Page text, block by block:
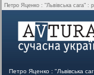
Петро Яценко : "Львівська сага" :
Петро Яценко : "Львівська